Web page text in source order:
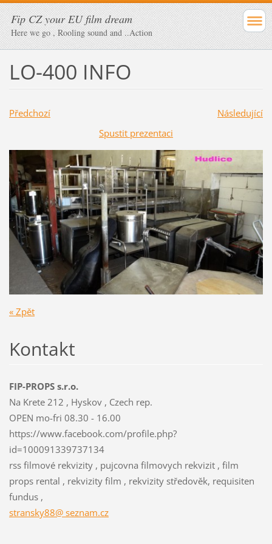
Fip CZ your EU film dream
Here we go , Rooling sound and ..Action
LO-400 INFO
Předchozí
Následující
Spustit prezentaci
« Zpět
Kontakt
FIP-PROPS s.r.o.
Na Krete 212 , Hyskov , Czech rep.
OPEN mo-fri 08.30 - 16.00
https://www.facebook.com/profile.php?
id=100091339737134
rss filmové rekvizity , pujcovna filmovych rekvizit , film
props rental , rekvizity film , rekvizity středověk, requisiten
fundus ,
stransky88@ seznam.cz